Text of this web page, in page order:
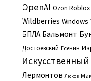
OpenAI Ozon Roblox
Wildberries Windows
БПЛА Бальмонт
Достоевский Есенин
Лермонтов Лесков